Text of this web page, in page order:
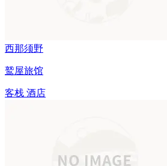
西那须野
鹫屋旅馆
客栈 酒店